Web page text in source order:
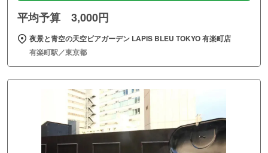
平均予算 3,000円
夜景と青空の天空ビアガーデン LAPIS BLEU TOKYO 有楽町店
有楽町駅／東京都